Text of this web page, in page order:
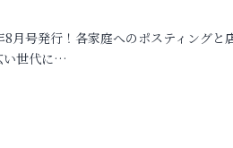
月号発行！各家庭へのポスティングと
い世代に…